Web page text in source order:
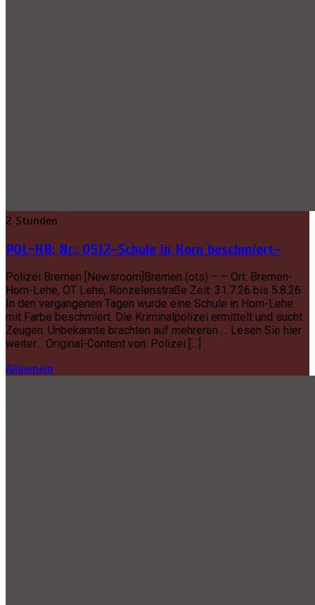
2 Stunden
POL-HB: Nr.: 0512–Schule in Horn beschmiert–
Polizei Bremen [Newsroom]Bremen (ots) – – Ort: Bremen-
Horn-Lehe, OT Lehe, Ronzelenstraße Zeit: 31.7.26 bis 5.8.26
In den vergangenen Tagen wurde eine Schule in Horn-Lehe
mit Farbe beschmiert. Die Kriminalpolizei ermittelt und sucht
Zeugen. Unbekannte brachten auf mehreren … Lesen Sie hier
weiter… Original-Content von: Polizei […]
Allgemein